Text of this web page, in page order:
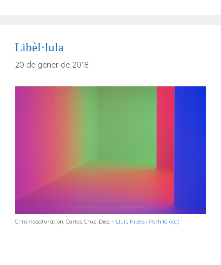
Libèl·lula
20 de gener de 2018
Chromosaturation, Carlos Cruz-Diez – Lluís Ribes i Portillo (cc)